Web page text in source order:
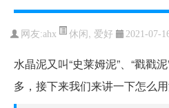
网友:ahx 休闲, 爱好 2021-07-
水晶泥又叫“史莱姆泥”、“戳戳
多，接下来我们来讲一下怎么用